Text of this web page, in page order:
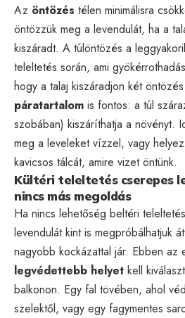
Az öntözés télen minimálisra
öntözzük meg a levendulát, ha a
kiszáradt. A túlöntözés a
teleltetés során, ami
hogy a talaj kiszáradjon két
páratartalom is fontos: a túl
szobában) kiszáríthatja a növényt.
meg a leveleket vízzel, vagy
kavicsos tálcát, amire vizet öntünk.
Kültéri teleltetés cserepes
nincs más megoldás
Ha nincs lehetőség beltéri
levendulát kint is megpróbálhatjuk
nagyobb kockázattal jár. Ebben az
legvédettebb helyet kell
balkonon. Egy fal tövében, ahol
szelektől, vagy egy fagymentes